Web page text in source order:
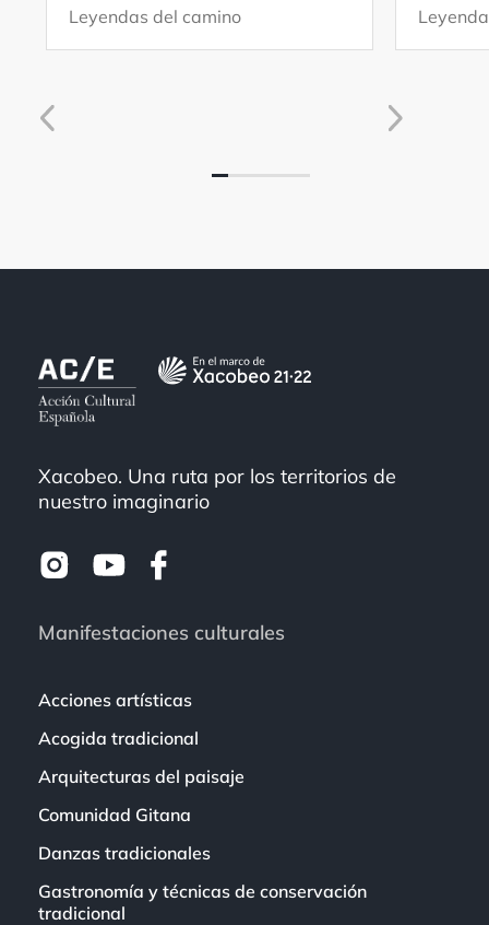
Leyendas del camino
Xacobeo. Una ruta por los territorios de
nuestro imaginario
Manifestaciones culturales
Acciones artísticas
Acogida tradicional
Arquitecturas del paisaje
Comunidad Gitana
Danzas tradicionales
Gastronomía y técnicas de conservación
tradicional